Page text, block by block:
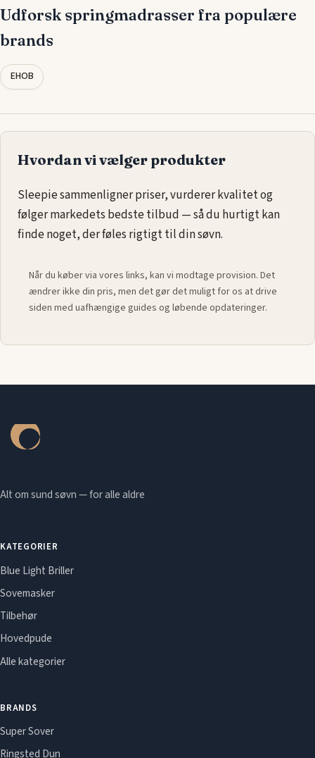
Udforsk springmadrasser fra populære
brands
EHOB
Hvordan vi vælger produkter
Sleepie sammenligner priser, vurderer kvalitet og
følger markedets bedste tilbud — så du hurtigt kan
finde noget, der føles rigtigt til din søvn.
Når du køber via vores links, kan vi modtage provision. Det
ændrer ikke din pris, men det gør det muligt for os at drive
siden med uafhængige guides og løbende opdateringer.
Alt om sund søvn — for alle aldre
KATEGORIER
Blue Light Briller
Sovemasker
Tilbehør
Hovedpude
Alle kategorier
BRANDS
Super Sover
Ringsted Dun